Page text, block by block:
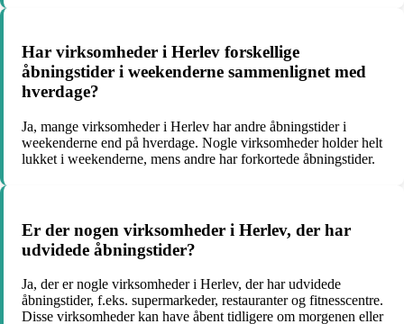
Har virksomheder i Herlev forskellige
åbningstider i weekenderne sammenlignet med
hverdage?
Ja, mange virksomheder i Herlev har andre åbningstider i
weekenderne end på hverdage. Nogle virksomheder holder helt
lukket i weekenderne, mens andre har forkortede åbningstider.
Er der nogen virksomheder i Herlev, der har
udvidede åbningstider?
Ja, der er nogle virksomheder i Herlev, der har udvidede
åbningstider, f.eks. supermarkeder, restauranter og fitnesscentre.
Disse virksomheder kan have åbent tidligere om morgenen eller